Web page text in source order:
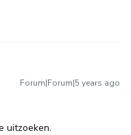
Forum|Forum|5 years ago
uitzoeken.